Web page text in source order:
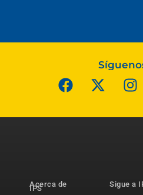
Acerca de
IPS
Sigue a